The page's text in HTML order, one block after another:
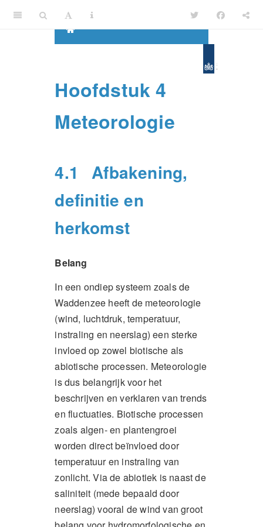
Hoofdstuk 4
Meteorologie
4.1
Afbakening,
definitie en
herkomst
Belang
In een ondiep systeem zoals de
Waddenzee heeft de meteorologie
(wind, luchtdruk, temperatuur,
instraling en neerslag) een sterke
invloed op zowel biotische als
abiotische processen. Meteorologie
is dus belangrijk voor het
beschrijven en verklaren van trends
en fluctuaties. Biotische processen
zoals algen- en plantengroei
worden direct beïnvloed door
temperatuur en instraling van
zonlicht. Via de abiotiek is naast de
saliniteit (mede bepaald door
neerslag) vooral de wind van groot